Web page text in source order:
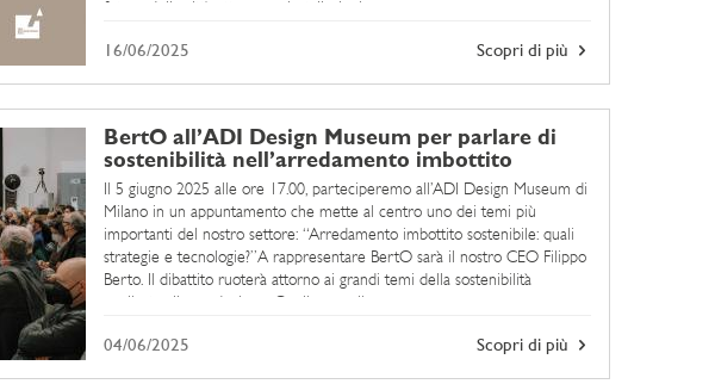
Scopri di più
16/06/2025
BertO all’ADI Design Museum per parlare di
sostenibilità nell’arredamento imbottito
Il 5 giugno 2025 alle ore 17.00, parteciperemo all’ADI Design Museum di
Milano in un appuntamento che mette al centro uno dei temi più
importanti del nostro settore: “Arredamento imbottito sostenibile: quali
strategie e tecnologie?”A rappresentare BertO sarà il nostro CEO Filippo
Berto. Il dibattito ruoterà attorno ai grandi temi della sostenibilità
Scopri di più
04/06/2025